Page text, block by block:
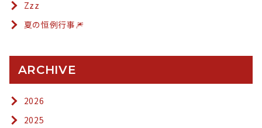
Zzz
夏の恒例行事🎆
ARCHIVE
2026
2025